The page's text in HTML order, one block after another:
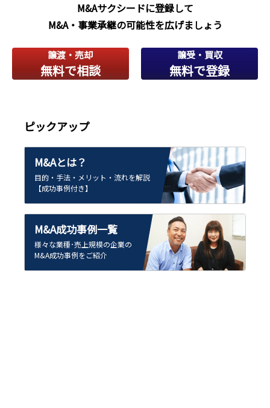
法人向けサービス
M&Aサクシードに登録して
M&A・事業承継の可能性を広げましょう
譲受・買収
無料で登録
譲渡・売却
無料で相談
ピックアップ
M&Aとは？
目的・手法・メリット・流れを解説
【成功事例付き】
M&A成功事例一覧
様々な業種･売上規模の企業の
M&A成功事例をご紹介